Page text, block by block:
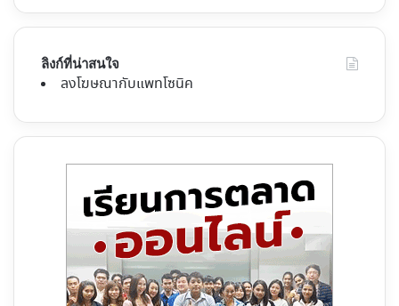
ลิงก์ที่น่าสนใจ
ลงโฆษณากับแพทโซนิค